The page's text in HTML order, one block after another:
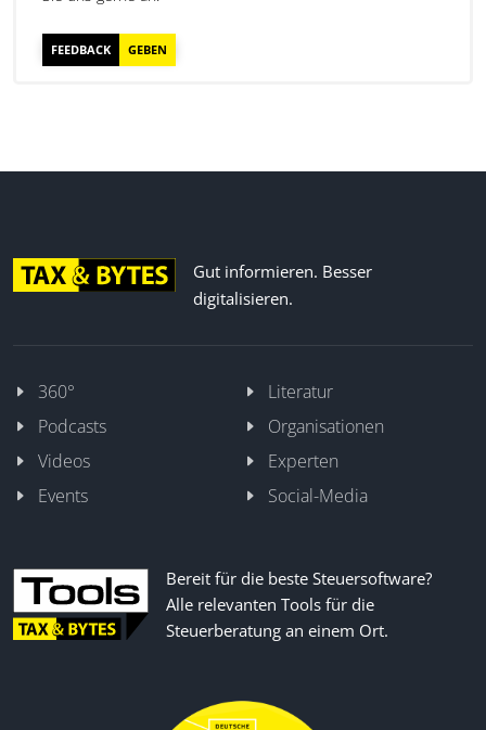
FEEDBACK GEBEN
Gut informieren. Besser
digitalisieren.
360°
Literatur
Podcasts
Organisationen
Videos
Experten
Events
Social-Media
Bereit für die beste Steuersoftware?
Alle relevanten Tools für die
Steuerberatung an einem Ort.